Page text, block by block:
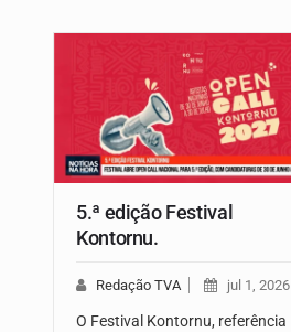
5.ª edição Festival
Kontornu.
Redação TVA jul 1, 2026
O Festival Kontornu, referência